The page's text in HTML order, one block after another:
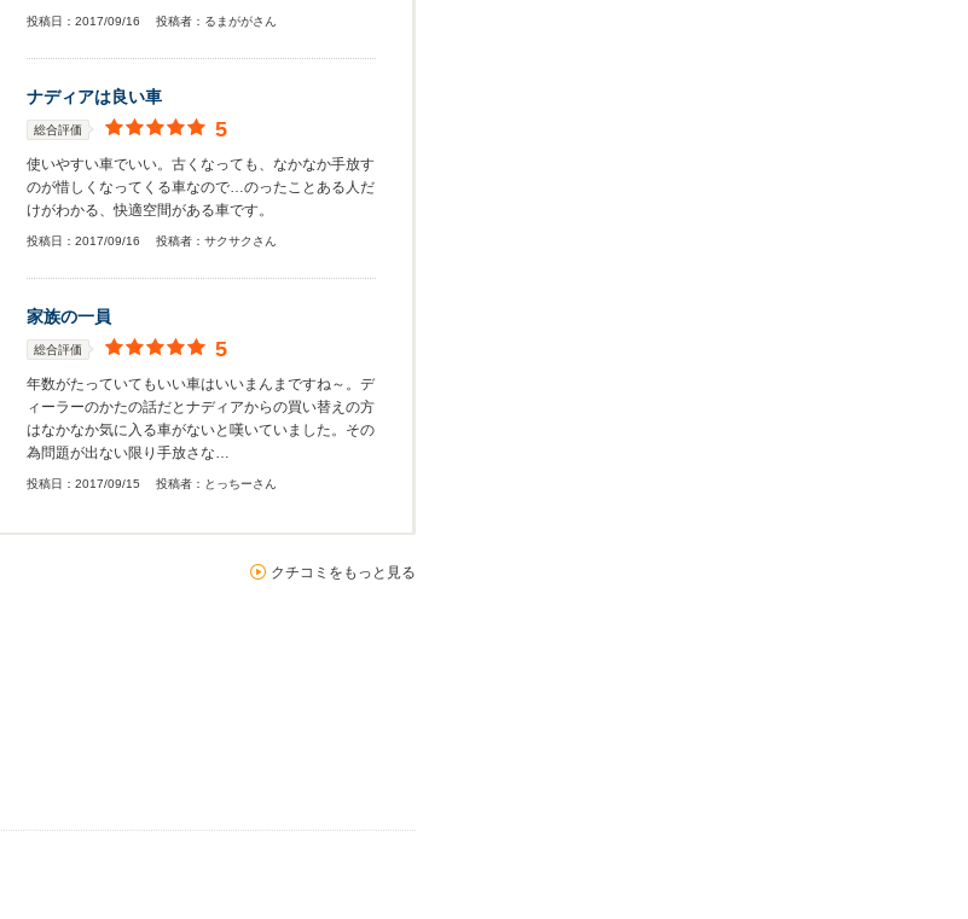
投稿日： 2017/09/16 投稿者： るまががさん
ナディアは良い車
総合評価 5
使いやすい車でいい。古くなっても、なかなか手放す
のが惜しくなってくる車なので…のったことある人だ
けがわかる、快適空間がある車です。
投稿日： 2017/09/16 投稿者： サクサクさん
家族の一員
総合評価 5
年数がたっていてもいい車はいいまんまですね～。デ
ィーラーのかたの話だとナディアからの買い替えの方
はなかなか気に入る車がないと嘆いていました。その
為問題が出ない限り手放さな…
投稿日： 2017/09/15 投稿者： とっちーさん
クチコミをもっと見る